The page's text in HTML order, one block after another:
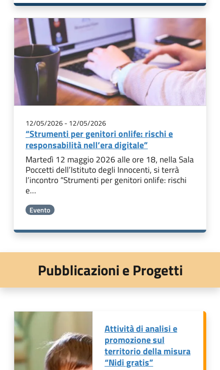
12/05/2026-12/05/2026
“Strumenti per genitori onlife: rischi e
responsabilità nell’era digitale”
Martedì 12 maggio 2026 alle ore 18, nella Sala
Poccetti dell’Istituto degli Innocenti, si terrà
l’incontro “Strumenti per genitori onlife: rischi
e…
Evento
Pubblicazioni e Progetti
Attività di analisi e
promozione sul
territorio della misura
“Nidi gratis”